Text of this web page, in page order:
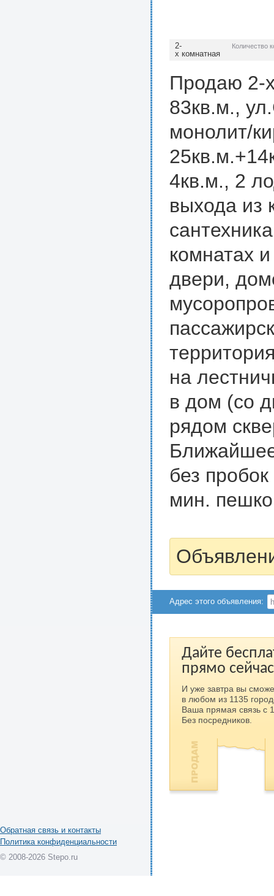
2-
х комнатная
Количество
Продаю 2-
83кв.м.,
монолит/
4кв.м., 2
выхода из
комнатах
двери,
на
в дом (со
рядом
без
мин.
Адрес этого объявления:
Дайте
прямо
И уже завтра вы
в любом из 1135
Ваша прямая связь с
Без посредников.
Обратная связь и контакты
Политика конфиденциальности
© 2008-2026 Stepo.ru